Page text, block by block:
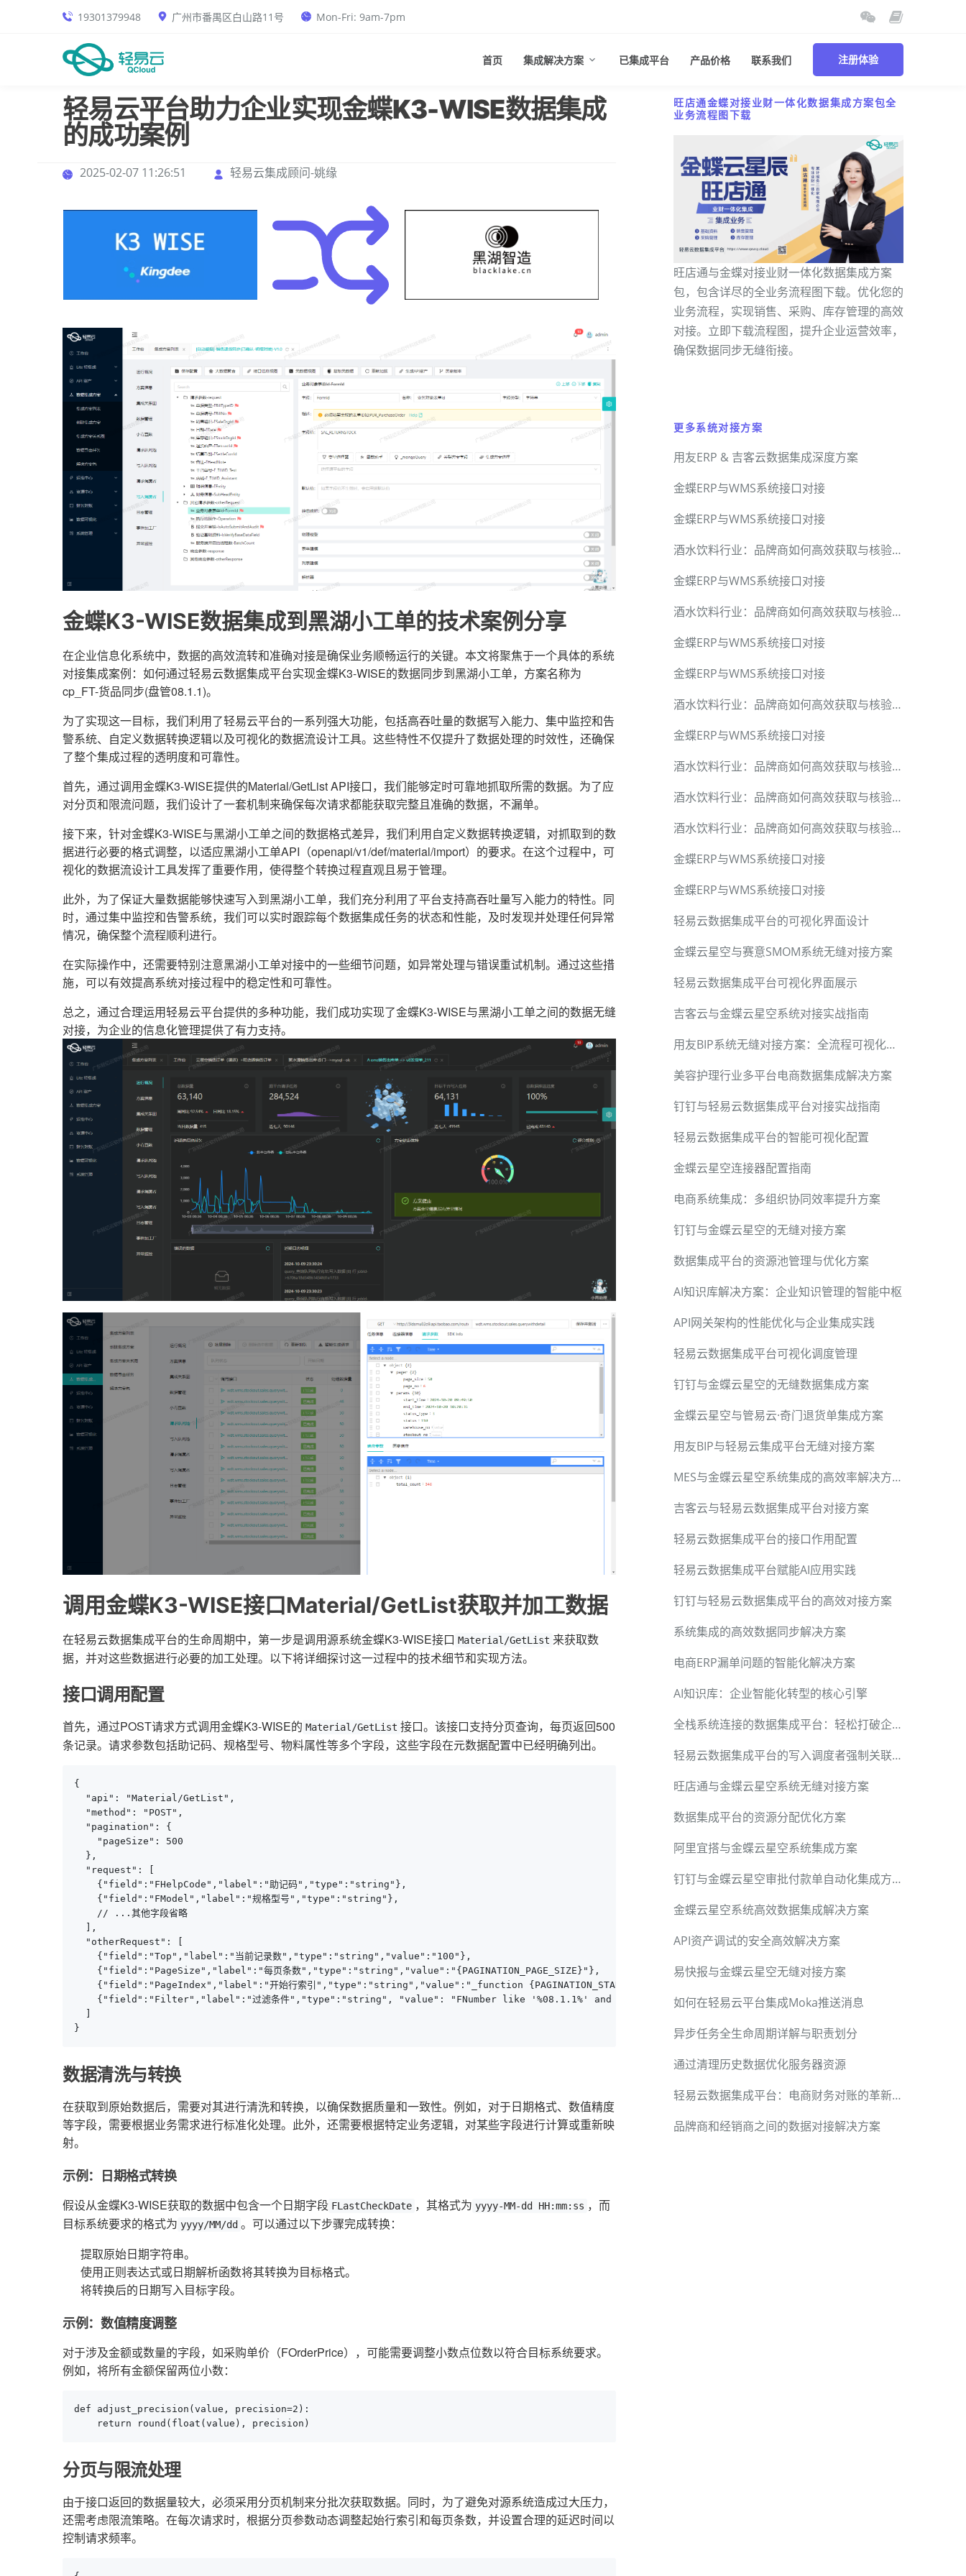
19301379948 广州市番禺区白山路11号 Mon-Fri: 9am-7pm
首页 集成解决方案 已集成平台 产品价格 联系我们 注册体验
轻易云平台助力企业实现金蝶K3-WISE数据集成
的成功案例
2025-02-07 11:26:51 轻易云集成顾问-姚缘
金蝶K3-WISE数据集成到黑湖小工单的技术案例分享
在企业信息化系统中，数据的高效流转和准确对接是确保业务顺畅运行的关键。本文将聚焦于一个具体的系统
对接集成案例：如何通过轻易云数据集成平台实现金蝶K3-WISE的数据同步到黑湖小工单，方案名称为
cp_FT-货品同步(盘管08.1.1)。
为了实现这一目标，我们利用了轻易云平台的一系列强大功能，包括高吞吐量的数据写入能力、集中监控和告
警系统、自定义数据转换逻辑以及可视化的数据流设计工具。这些特性不仅提升了数据处理的时效性，还确保
了整个集成过程的透明度和可靠性。
首先，通过调用金蝶K3-WISE提供的Material/GetList API接口，我们能够定时可靠地抓取所需的数据。为了应
对分页和限流问题，我们设计了一套机制来确保每次请求都能获取完整且准确的数据，不漏单。
接下来，针对金蝶K3-WISE与黑湖小工单之间的数据格式差异，我们利用自定义数据转换逻辑，对抓取到的数
据进行必要的格式调整，以适应黑湖小工单API（openapi/v1/def/material/import）的要求。在这个过程中，可
视化的数据流设计工具发挥了重要作用，使得整个转换过程直观且易于管理。
此外，为了保证大量数据能够快速写入到黑湖小工单，我们充分利用了平台支持高吞吐量写入能力的特性。同
时，通过集中监控和告警系统，我们可以实时跟踪每个数据集成任务的状态和性能，及时发现并处理任何异常
情况，确保整个流程顺利进行。
在实际操作中，还需要特别注意黑湖小工单对接中的一些细节问题，如异常处理与错误重试机制。通过这些措
施，可以有效提高系统对接过程中的稳定性和可靠性。
总之，通过合理运用轻易云平台提供的多种功能，我们成功实现了金蝶K3-WISE与黑湖小工单之间的数据无缝
对接，为企业的信息化管理提供了有力支持。
调用金蝶K3-WISE接口Material/GetList获取并加工数据
在轻易云数据集成平台的生命周期中，第一步是调用源系统金蝶K3-WISE接口 Material/GetList 来获取数
据，并对这些数据进行必要的加工处理。以下将详细探讨这一过程中的技术细节和实现方法。
接口调用配置
首先，通过POST请求方式调用金蝶K3-WISE的 Material/GetList 接口。该接口支持分页查询，每页返回500
条记录。请求参数包括助记码、规格型号、物料属性等多个字段，这些字段在元数据配置中已经明确列出。
{
  "api": "Material/GetList",
  "method": "POST",
  "pagination": {
    "pageSize": 500
  },
  "request": [
    {"field":"FHelpCode","label":"助记码","type":"string"},
    {"field":"FModel","label":"规格型号","type":"string"},
    // ...其他字段省略
  ],
  "otherRequest": [
    {"field":"Top","label":"当前记录数","type":"string","value":"100"},
    {"field":"PageSize","label":"每页条数","type":"string","value":"{PAGINATION_PAGE_SIZE}"},
    {"field":"PageIndex","label":"开始行索引","type":"string","value":"_function {PAGINATION_START_PAGE}+1"},
    {"field":"Filter","label":"过滤条件","type":"string", "value": "FNumber like '%08.1.1%' and F_103 >='{LAST_SYNC_TIME}'"}
}
数据清洗与转换
在获取到原始数据后，需要对其进行清洗和转换，以确保数据质量和一致性。例如，对于日期格式、数值精度
等字段，需要根据业务需求进行标准化处理。此外，还需要根据特定业务逻辑，对某些字段进行计算或重新映
射。
示例：日期格式转换
假设从金蝶K3-WISE获取的数据中包含一个日期字段 FLastCheckDate ，其格式为 yyyy-MM-dd HH:mm:ss ，而
目标系统要求的格式为 yyyy/MM/dd 。可以通过以下步骤完成转换：
提取原始日期字符串。
使用正则表达式或日期解析函数将其转换为目标格式。
将转换后的日期写入目标字段。
示例：数值精度调整
对于涉及金额或数量的字段，如采购单价（FOrderPrice），可能需要调整小数点位数以符合目标系统要求。
例如，将所有金额保留两位小数：
def adjust_precision(value, precision=2):
    return round(float(value), precision)
分页与限流处理
由于接口返回的数据量较大，必须采用分页机制来分批次获取数据。同时，为了避免对源系统造成过大压力，
还需考虑限流策略。在每次请求时，根据分页参数动态调整起始行索引和每页条数，并设置合理的延迟时间以
控制请求频率。
旺店通金蝶对接业财一体化数据集成方案包全
业务流程图下载
旺店通与金蝶对接业财一体化数据集成方案
包，包含详尽的全业务流程图下载。优化您的
业务流程，实现销售、采购、库存管理的高效
对接。立即下载流程图，提升企业运营效率，
确保数据同步无缝衔接。
更多系统对接方案
用友ERP & 吉客云数据集成深度方案
金蝶ERP与WMS系统接口对接
金蝶ERP与WMS系统接口对接
酒水饮料行业：品牌商如何高效获取与核验经销商销售数据
金蝶ERP与WMS系统接口对接
酒水饮料行业：品牌商如何高效获取与核验经销商销售数据
金蝶ERP与WMS系统接口对接
金蝶ERP与WMS系统接口对接
酒水饮料行业：品牌商如何高效获取与核验经销商销售数据
金蝶ERP与WMS系统接口对接
酒水饮料行业：品牌商如何高效获取与核验经销商销售数据
酒水饮料行业：品牌商如何高效获取与核验经销商销售数据
酒水饮料行业：品牌商如何高效获取与核验经销商销售数据
金蝶ERP与WMS系统接口对接
金蝶ERP与WMS系统接口对接
轻易云数据集成平台的可视化界面设计
金蝶云星空与赛意SMOM系统无缝对接方案
轻易云数据集成平台可视化界面展示
吉客云与金蝶云星空系统对接实战指南
用友BIP系统无缝对接方案：全流程可视化配置与高性能数据交换
美容护理行业多平台电商数据集成解决方案
钉钉与轻易云数据集成平台对接实战指南
轻易云数据集成平台的智能可视化配置
金蝶云星空连接器配置指南
电商系统集成：多组织协同效率提升方案
钉钉与金蝶云星空的无缝对接方案
数据集成平台的资源池管理与优化方案
AI知识库解决方案：企业知识管理的智能中枢
API网关架构的性能优化与企业集成实践
轻易云数据集成平台可视化调度管理
钉钉与金蝶云星空的无缝数据集成方案
金蝶云星空与管易云·奇门退货单集成方案
用友BIP与轻易云集成平台无缝对接方案
MES与金蝶云星空系统集成的高效率解决方案
吉客云与轻易云数据集成平台对接方案
轻易云数据集成平台的接口作用配置
轻易云数据集成平台赋能AI应用实践
钉钉与轻易云数据集成平台的高效对接方案
系统集成的高效数据同步解决方案
电商ERP漏单问题的智能化解决方案
AI知识库：企业智能化转型的核心引擎
全栈系统连接的数据集成平台：轻松打破企业数据孤岛
轻易云数据集成平台的写入调度者强制关联校验功能详解
旺店通与金蝶云星空系统无缝对接方案
数据集成平台的资源分配优化方案
阿里宜搭与金蝶云星空系统集成方案
钉钉与金蝶云星空审批付款单自动化集成方案
金蝶云星空系统高效数据集成解决方案
API资产调试的安全高效解决方案
易快报与金蝶云星空无缝对接方案
如何在轻易云平台集成Moka推送消息
异步任务全生命周期详解与职责划分
通过清理历史数据优化服务器资源
轻易云数据集成平台：电商财务对账的革新力量
品牌商和经销商之间的数据对接解决方案